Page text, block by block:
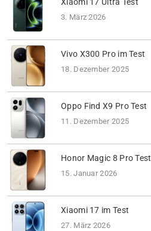
Xiaomi 17 Ultra Test
3. März 2026
Vivo X300 Pro im Test
18. Dezember 2025
Oppo Find X9 Pro Test
11. Dezember 2025
Honor Magic 8 Pro Test
15. Januar 2026
Xiaomi 17 im Test
27. März 2026